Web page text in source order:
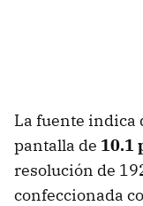
La fuente indica
pantalla de 10.1
resolución de
confeccionada